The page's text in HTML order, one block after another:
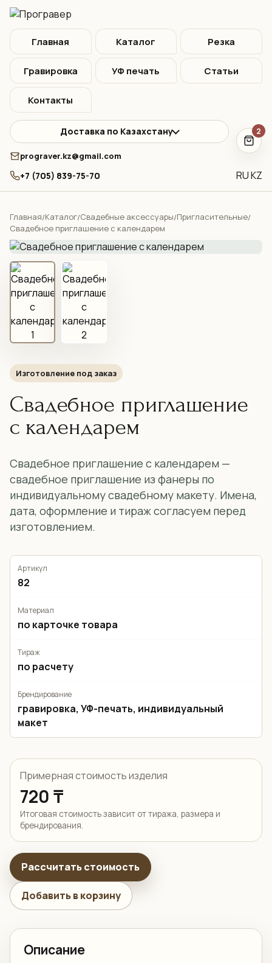
Главная Каталог Резка
Гравировка УФ печать Статьи
Контакты
Доставка по Казахстану
prograver.kz@gmail.com
+7 (705) 839-75-70 RUKZ
2
Главная/Каталог/Свадебные аксессуары/Пригласительные/
Свадебное приглашение с календарем
Изготовление под заказ
Свадебное приглашение
с календарем
Свадебное приглашение с календарем —
свадебное приглашение из фанеры по
индивидуальному свадебному макету. Имена,
дата, оформление и тираж согласуем перед
изготовлением.
Артикул
82
Материал
по карточке товара
Тираж
по расчету
Брендирование
гравировка, УФ-печать, индивидуальный
макет
Примерная стоимость изделия
720 ₸
Итоговая стоимость зависит от тиража, размера и
брендирования.
Рассчитать стоимость
Добавить в корзину
Описание